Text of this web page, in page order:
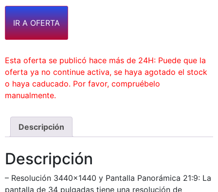
IR A OFERTA
Esta oferta se publicó hace más de 24H: Puede que la
oferta ya no continue activa, se haya agotado el stock
o haya caducado. Por favor, compruébelo
manualmente.
Descripción
Descripción
– Resolución 3440×1440 y Pantalla Panorámica 21:9: La
pantalla de 34 pulgadas tiene una resolución de